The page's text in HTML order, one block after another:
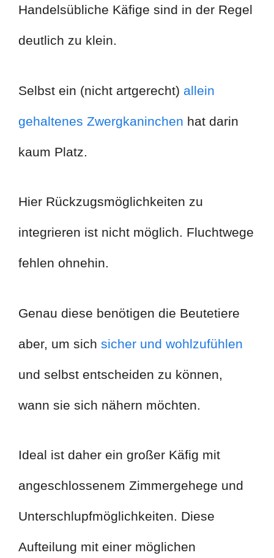
Handelsübliche Käfige sind in der Regel
deutlich zu klein.
Selbst ein (nicht artgerecht) allein
gehaltenes Zwergkaninchen hat darin
kaum Platz.
Hier Rückzugsmöglichkeiten zu
integrieren ist nicht möglich. Fluchtwege
fehlen ohnehin.
Genau diese benötigen die Beutetiere
aber, um sich sicher und wohlzufühlen
und selbst entscheiden zu können,
wann sie sich nähern möchten.
Ideal ist daher ein großer Käfig mit
angeschlossenem Zimmergehege und
Unterschlupfmöglichkeiten. Diese
Aufteilung mit einer möglichen